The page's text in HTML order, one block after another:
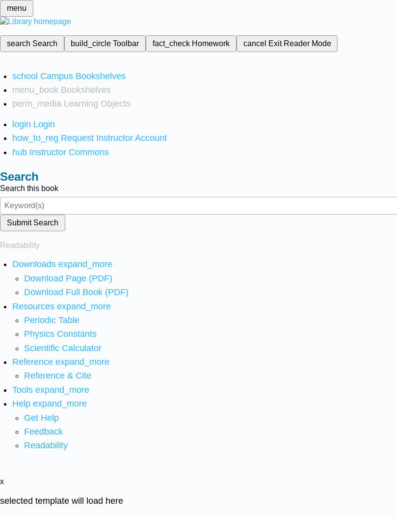
menu
search Search build_circleToolbar fact_check Homework cancel Exit Reader Mode
school Campus Bookshelves
menu_book Bookshelves
perm_media Learning Objects
login Login
how_to_reg Request Instructor Account
hub Instructor Commons
Search
Search this book
Submit Search
Readability
Downloads expand_more
Download Page (PDF)
Download Full Book (PDF)
Resources expand_more
Periodic Table
Physics Constants
Scientific Calculator
Reference expand_more
Reference & Cite
Tools expand_more
Help expand_more
Get Help
Feedback
Readability
x
selected template will load here